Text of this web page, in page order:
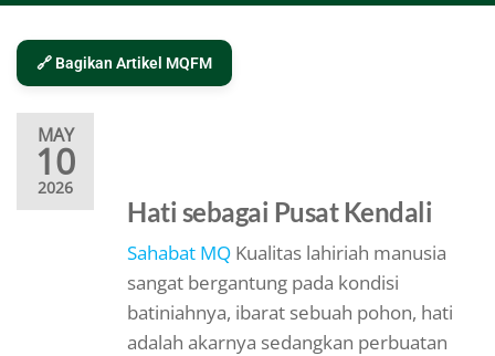
🔗 Bagikan Artikel MQFM
MAY
10
2026
Hati sebagai Pusat Kendali
Sahabat MQ Kualitas lahiriah manusia
sangat bergantung pada kondisi
batiniahnya, ibarat sebuah pohon, hati
adalah akarnya sedangkan perbuatan